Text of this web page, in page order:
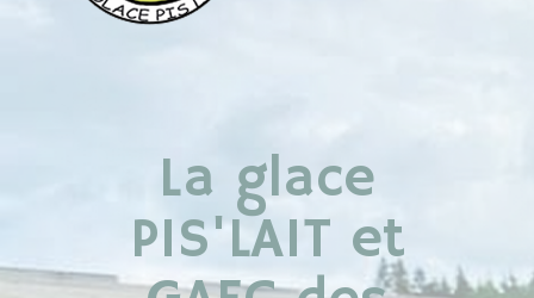
La glace
PIS'LAIT et